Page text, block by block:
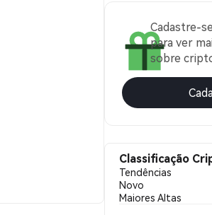
Cadastre-
para ver
sobre
Classificação
Tendências
Novo
Maiores Altas